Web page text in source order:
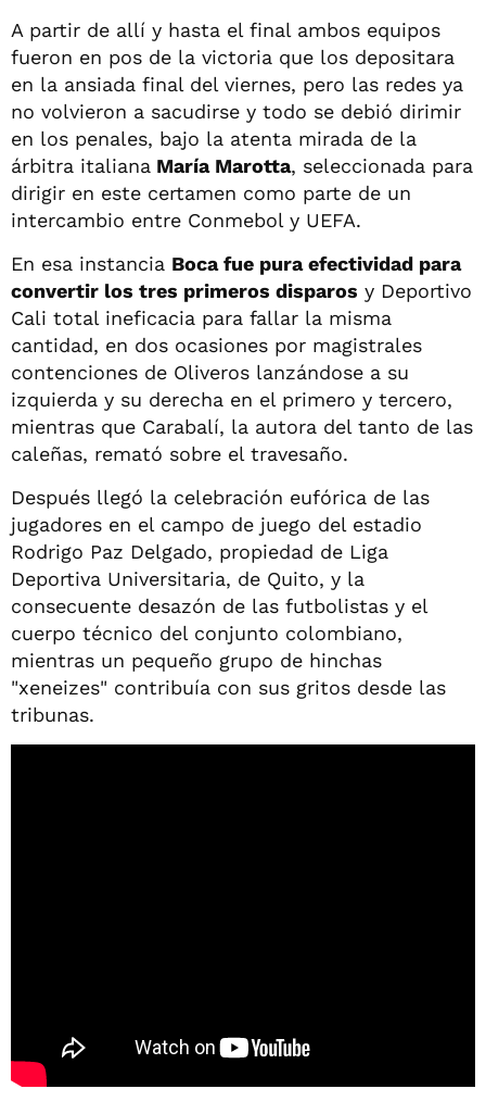
A partir de allí y hasta el final ambos equipos
fueron en pos de la victoria que los depositara
en la ansiada final del viernes, pero las redes ya
no volvieron a sacudirse y todo se debió dirimir
en los penales, bajo la atenta mirada de la
árbitra italiana María Marotta, seleccionada para
dirigir en este certamen como parte de un
intercambio entre Conmebol y UEFA.
En esa instancia Boca fue pura efectividad para
convertir los tres primeros disparos y Deportivo
Cali total ineficacia para fallar la misma
cantidad, en dos ocasiones por magistrales
contenciones de Oliveros lanzándose a su
izquierda y su derecha en el primero y tercero,
mientras que Carabalí, la autora del tanto de las
caleñas, remató sobre el travesaño.
Después llegó la celebración eufórica de las
jugadores en el campo de juego del estadio
Rodrigo Paz Delgado, propiedad de Liga
Deportiva Universitaria, de Quito, y la
consecuente desazón de las futbolistas y el
cuerpo técnico del conjunto colombiano,
mientras un pequeño grupo de hinchas
"xeneizes" contribuía con sus gritos desde las
tribunas.